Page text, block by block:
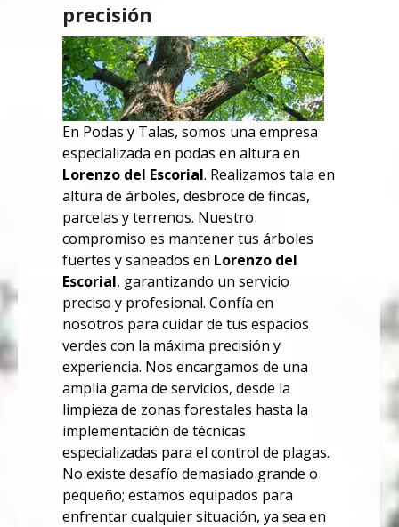
precisión
En Podas y Talas, somos una empresa
especializada en podas en altura en
Lorenzo del Escorial. Realizamos tala en
altura de árboles, desbroce de fincas,
parcelas y terrenos. Nuestro
compromiso es mantener tus árboles
fuertes y saneados en Lorenzo del
Escorial, garantizando un servicio
preciso y profesional. Confía en
nosotros para cuidar de tus espacios
verdes con la máxima precisión y
experiencia. Nos encargamos de una
amplia gama de servicios, desde la
limpieza de zonas forestales hasta la
implementación de técnicas
especializadas para el control de plagas.
No existe desafío demasiado grande o
pequeño; estamos equipados para
enfrentar cualquier situación, ya sea en